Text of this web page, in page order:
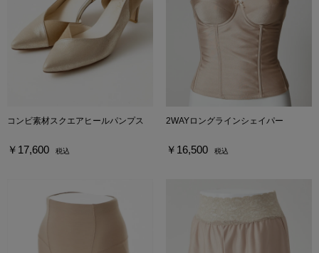
コンビ素材スクエアヒールパンプス
￥17,600 税込
2WAYロングラインシェイパー
￥16,500 税込